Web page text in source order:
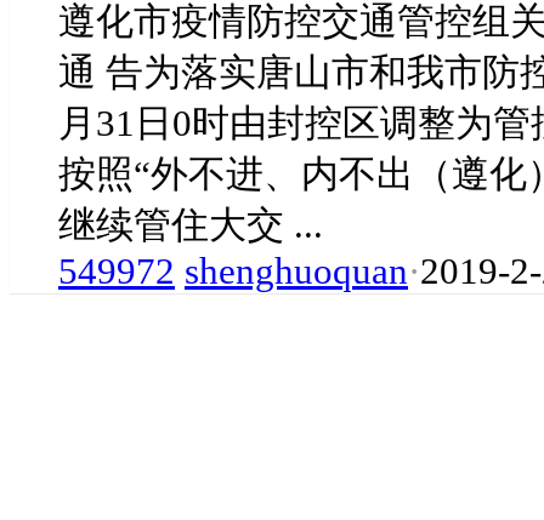
遵化市疫情防控交通管控组
通 告为落实唐山市和我市防
月31日0时由封控区调整为
按照“外不进、内不出（遵化
继续管住大交 ...
549972 shenghuoquan·2019-